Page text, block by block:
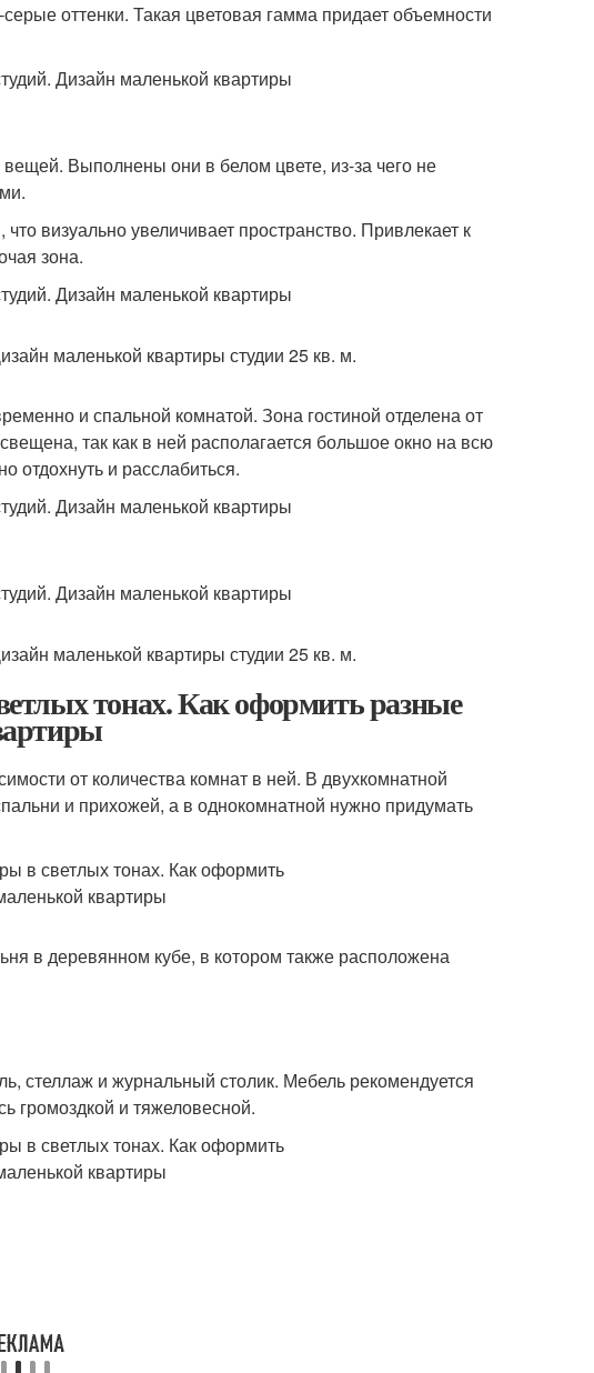
оттенки. Такая цветовая гамма придает объемности
Выполнены они в белом цвете, из-за чего не
визуально увеличивает пространство. Привлекает к
зона.
и спальной комнатой. Зона гостиной отделена от
так как в ней располагается большое окно на всю
отдохнуть и расслабиться.
тонах. Как оформить разные
от количества комнат в ней. В двухкомнатной
и прихожей, а в однокомнатной нужно придумать
в деревянном кубе, в котором также расположена
стеллаж и журнальный столик. Мебель рекомендуется
громоздкой и тяжеловесной.